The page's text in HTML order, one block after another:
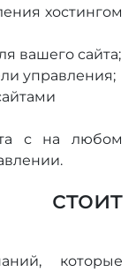
хостингом
вашего сайта;
управления;
с на любом
которые